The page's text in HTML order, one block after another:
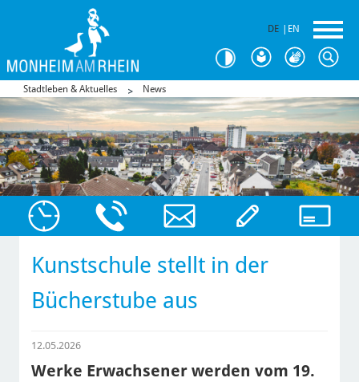
DE EN
Stadtleben & Aktuelles News
Kunstschule stellt in der
Bücherstube aus
12.05.2026
Werke Erwachsener werden vom 19.